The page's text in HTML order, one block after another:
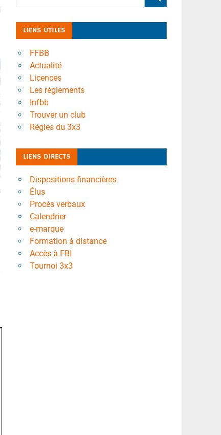
LIENS UTILES
FFBB
Actualité
Licences
Les règlements
Infbb
Trouver un club
Régles du 3x3
LIENS DIRECTS
Dispositions financières
Élus
Procès verbaux
Calendrier
e-marque
Formation à distance
Accès à FBI
Tournoi 3x3